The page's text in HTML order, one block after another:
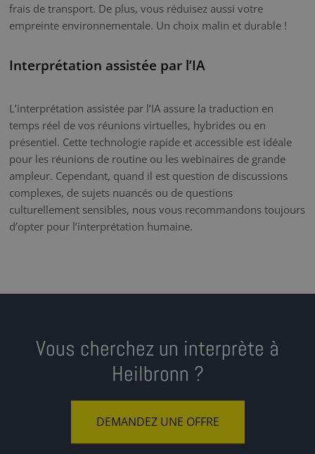
frais de transport. De plus, vous réduisez aussi votre
empreinte environnementale. Un choix malin et durable !
Interprétation assistée par l’IA
L’interprétation assistée par l’IA assure la traduction en
temps réel de vos réunions virtuelles, hybrides ou en
présentiel. Cette technologie rapide et accessible est idéale
pour les réunions de routine ou les webinaires de grande
ampleur. Cependant, quand il est question de discussions
complexes, de sujets nuancés ou de questions
culturellement sensibles, nous vous recommandons toujours
d’opter pour l’interprétation humaine.
Vous cherchez un interprète à
Heilbronn ?
DEMANDEZ UNE OFFRE